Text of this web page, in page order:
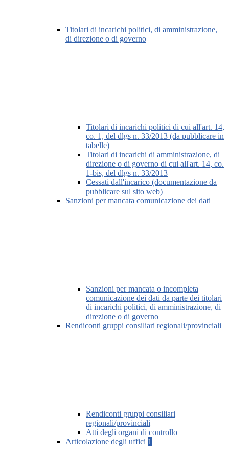
Titolari di incarichi politici, di amministrazione,
di direzione o di governo
Titolari di incarichi politici di cui all'art. 14,
co. 1, del dlgs n. 33/2013 (da pubblicare in
tabelle)
Titolari di incarichi di amministrazione, di
direzione o di governo di cui all'art. 14, co.
1-bis, del dlgs n. 33/2013
Cessati dall'incarico (documentazione da
pubblicare sul sito web)
Sanzioni per mancata comunicazione dei dati
Sanzioni per mancata o incompleta
comunicazione dei dati da parte dei titolari
di incarichi politici, di amministrazione, di
direzione o di governo
Rendiconti gruppi consiliari regionali/provinciali
Rendiconti gruppi consiliari
regionali/provinciali
Atti degli organi di controllo
Articolazione degli uffici 1